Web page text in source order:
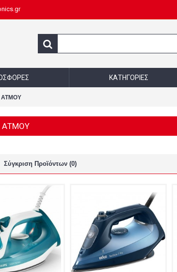
ΚΑΤΗΓΟΡΊΕΣ
ΑΤΜΟΥ
ΑΤΜΟΥ
Σύγκριση Προϊόντων (0)